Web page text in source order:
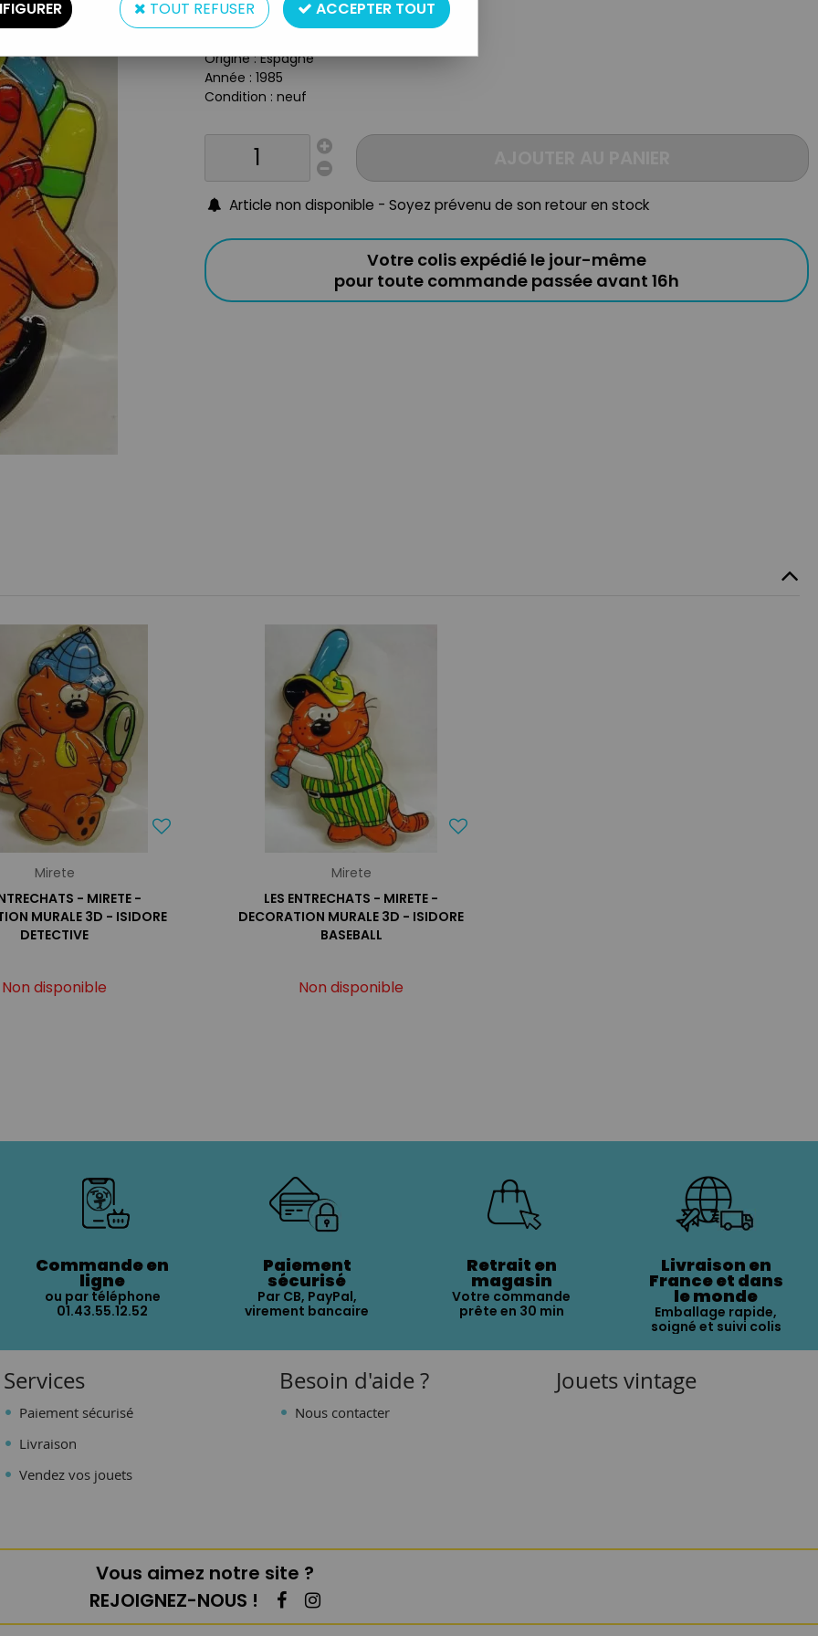
Matière : plastique
Origine : Espagne
Année : 1985
Condition : neuf
Article non disponible - Soyez prévenu de son retour en stock
Votre colis expédié le jour-même
pour toute commande passée avant 16h
Mirete
- MIRETE -
MURALE 3D - ISIDORE
DETECTIVE
Non disponible
Mirete
LES ENTRECHATS - MIRETE -
DECORATION MURALE 3D - ISIDORE
BASEBALL
Non disponible
Commande en
ligne
ou par téléphone
01.43.55.12.52
Paiement
sécurisé
Par CB, PayPal,
virement bancaire
Retrait en
magasin
Votre commande
prête en 30 min
Livraison en
France et dans
le monde
Emballage rapide,
soigné et suivi colis
Services
Paiement sécurisé
Livraison
Vendez vos jouets
Besoin d'aide ?
Nous contacter
Jouets vintage
Vous aimez notre site ?
REJOIGNEZ-NOUS !
TOUT REFUSER ACCEPTER TOUT